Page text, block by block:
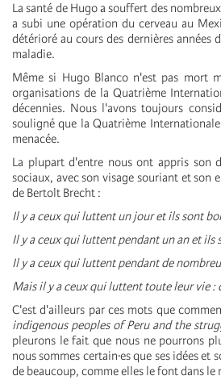
La santé de Hugo a souffert des
a subi une opération du cerveau au
détérioré au cours des dernières années
maladie.
Même si Hugo Blanco n'est pas mort
organisations de la Quatrième
décennies. Nous l'avons toujours
souligné que la Quatrième
menacée.
La plupart d'entre nous ont appris son
sociaux, avec son visage souriant et son
de Bertolt Brecht :
Il y a ceux qui luttent un jour et ils sont
Il y a ceux qui luttent pendant un an et ils
Il y a ceux qui luttent pendant de
Mais il y a ceux qui luttent toute leur vie :
C'est d'ailleurs par ces mots que
indigenous peoples of Peru and the
pleurons le fait que nous ne pourrons
nous sommes certain·es que ses idées
de beaucoup, comme elles le font dans le